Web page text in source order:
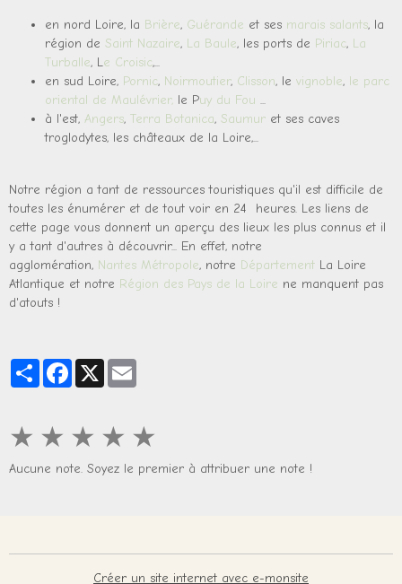
en nord Loire, la Brière, Guérande et ses marais salants, la
région de Saint Nazaire, La Baule, les ports de Piriac, La
Turballe, Le Croisic,...
en sud Loire, Pornic, Noirmoutier, Clisson, le vignoble, le parc
oriental de Maulévrier, le Puy du Fou ...
à l'est, Angers, Terra Botanica, Saumur et ses caves
troglodytes, les châteaux de la Loire,...
Notre région a tant de ressources touristiques qu'il est difficile de
toutes les énumérer et de tout voir en 24 heures. Les liens de
cette page vous donnent un aperçu des lieux les plus connus et il
y a tant d'autres à découvrir... En effet, notre
agglomération, Nantes Métropole, notre Département La Loire
Atlantique et notre Région des Pays de la Loire ne manquent pas
d'atouts !
PartagerFacebook
X
★ ★ ★ ★ ★
Aucune note. Soyez le premier à attribuer une note !
Créer un site internet avec e-monsite